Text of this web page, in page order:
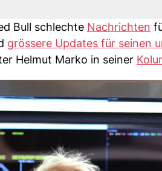
Bull schlechte Nachrichten
grössere Updates für seinen
Helmut Marko in seiner